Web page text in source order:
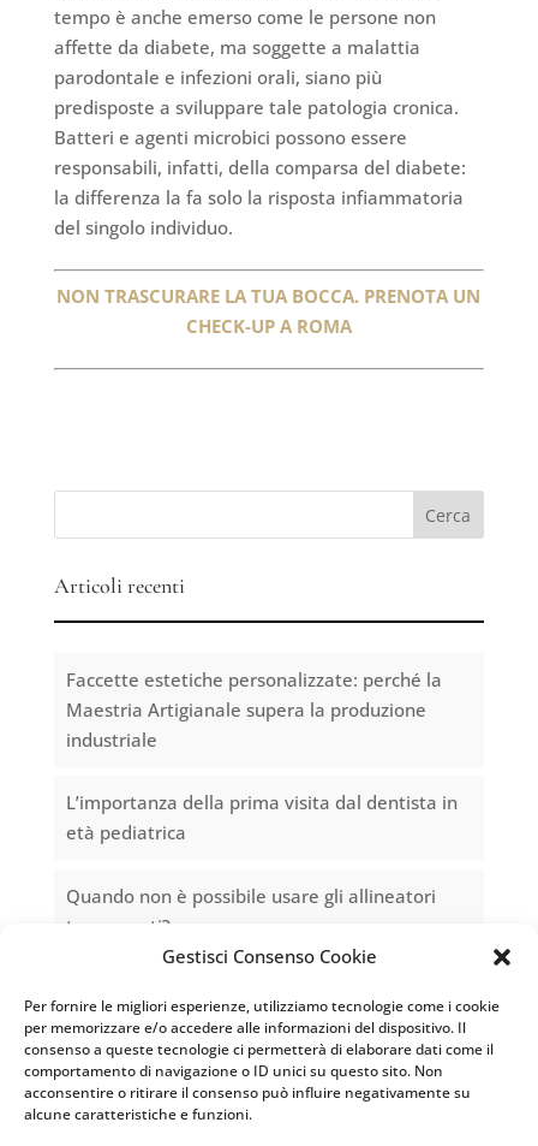
Gestisci Consenso Cookie
Per fornire le migliori esperienze, utilizziamo tecnologie come i cookie
per memorizzare e/o accedere alle informazioni del dispositivo. Il
consenso a queste tecnologie ci permetterà di elaborare dati come il
comportamento di navigazione o ID unici su questo sito. Non
acconsentire o ritirare il consenso può influire negativamente su
alcune caratteristiche e funzioni.
tempo è anche emerso come le persone non
affette da diabete, ma soggette a malattia
parodontale e infezioni orali, siano più
predisposte a sviluppare tale patologia cronica.
Batteri e agenti microbici possono essere
responsabili, infatti, della comparsa del diabete:
la differenza la fa solo la risposta infiammatoria
del singolo individuo.
NON TRASCURARE LA TUA BOCCA. PRENOTA UN
CHECK-UP A ROMA
Articoli recenti
Faccette estetiche personalizzate: perché la
Maestria Artigianale supera la produzione
industriale
L’importanza della prima visita dal dentista in
età pediatrica
Quando non è possibile usare gli allineatori
trasparenti?
affrontarla
Apparecchi dentali estetici: quali sono?